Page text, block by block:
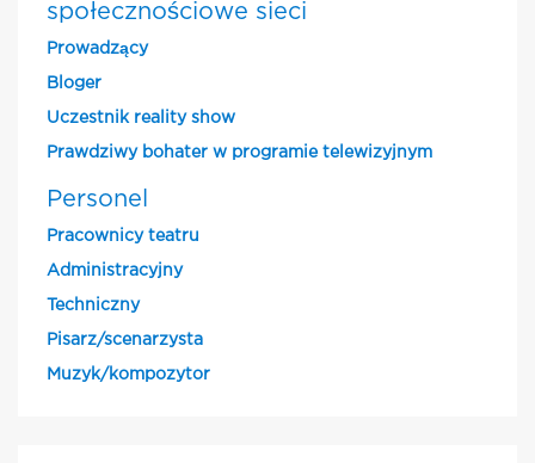
społecznościowe sieci
Prowadzący
Bloger
Uczestnik reality show
Prawdziwy bohater w programie telewizyjnym
Personel
Pracownicy teatru
Administracyjny
Techniczny
Pisarz/scenarzysta
Muzyk/kompozytor